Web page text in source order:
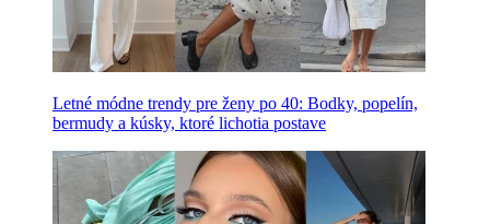
Letné módne trendy pre ženy po 40: Bodky, popelín,
bermudy a kúsky, ktoré lichotia postave